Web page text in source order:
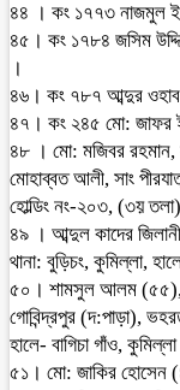
৪৪ । কং ১৭৭৩ নাজমুল
৪৫। কং ১৭৮৪ জসিম
।
৪৬। কং ৭৮৭ আব্দুর ওহাব,
৪৭। কং ২৪৫ মো: জাফর
৪৮ । মো: মজিবর রহমান,
মোহাব্বত আলী, সাং
হোল্ডিং নং-২০৩, (৩য়
৪৯ । আব্দুল কাদের
থানা: বুড়িচং, কুমিল্লা,
৫০। শামসুল আলম (৫৫),
গোবিন্দ্রপুর (দ:পাড়া),
হালে- বাগিচা গাঁও,
৫১। মো: জাকির হোসেন